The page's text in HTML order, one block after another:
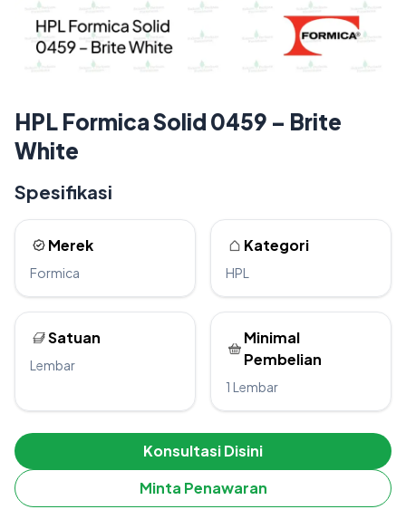
HPL Formica Solid 0459 – Brite
White
Spesifikasi
Merek
Formica
Kategori
HPL
Satuan
Lembar
Minimal
Pembelian
1 Lembar
Konsultasi Disini
Minta Penawaran